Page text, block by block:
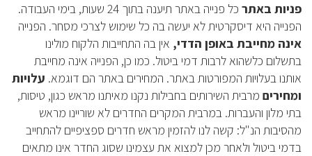
פניות באתר
כל פנייה באתר תיענה בתוך 24 שעות, בימי העבודה.
הפנייה היא דיסקרטית לא יעשה בה כל שימוש לצרכי מסחר. הפנייה
אינה מחייבת באופן הדדי, אין בה התחייבות הלקוח מולינו
בתשלום כלשהוא לרבות דמי ביטול. כמו כן, הפנייה אינה מחייבת
אותנו בעלויות המפורטות באתר. המחירים באתר הם דוגמא. עלויות
ומחירים מרבית השירותים בחבילות נקנו מאיתנו מראש כגון, טיסות,
בתי מלון והעברות. במרבית המקרים החדרים לא שוריינו מראש
מהסיבות הנ"ל: קשה לנו להזמין מראש חדרים ספציפיים להתחייב
בדמי ביטול ולאחר מכן למצוא את עצמינו שסוג החדר אינו מתאים